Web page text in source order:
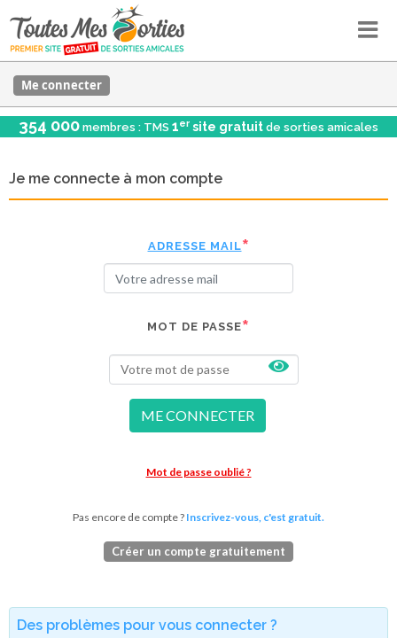
Me connecter
354 000 membres : TMS 1er site gratuit de sorties amicales
Je me connecte à mon compte
ADRESSE MAIL
MOT DE PASSE
ME CONNECTER
Mot de passe oublié ?
Pas encore de compte ? Inscrivez-vous, c'est gratuit.
Créer un compte gratuitement
Des problèmes pour vous connecter ?